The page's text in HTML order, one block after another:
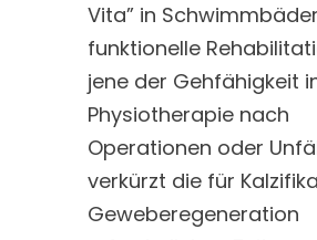
Vita” in
funktionelle
jene der Gehfähigkeit
Physiotherapie nach
Operationen oder
verkürzt die für
Geweberegeneration